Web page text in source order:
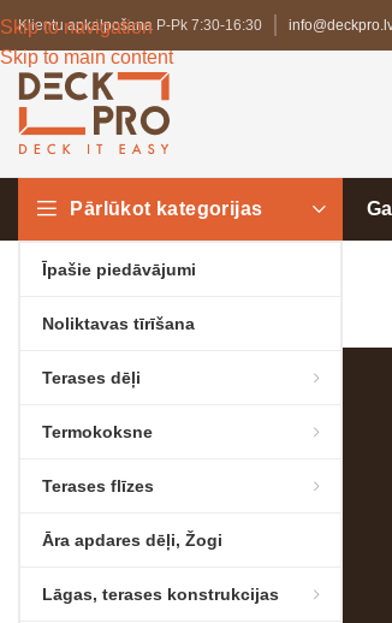
Skip to navigation
Skip to main content
Klientu apkalpošana P-Pk 7:30-16:30
Pārlūkot kategorijas
Īpašie piedāvājumi
Noliktavas tīrīšana
Terases dēļi
Termokoksne
Terases flīzes
Āra apdares dēļi, Žogi
Lāgas, terases konstrukcijas